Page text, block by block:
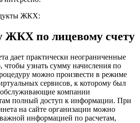
ЖКХ:
ЖКХ по лицевому счету
дает практически неограниченные
чтобы узнать сумму начисления по
можно произвести в режиме
сервисов, к которому был
обслуживающие компании
полный доступ к информации. При
на сайте организации можно
информацией по расчетам,